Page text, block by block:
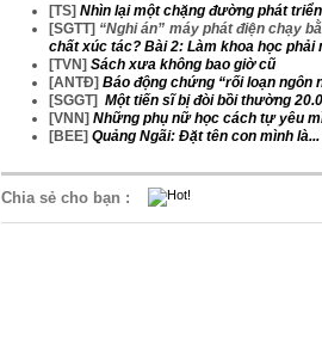
[TS] Nhìn lại một chặng đường phát
[SGTT] “Nghi án” máy phát điện chạy
chất xúc tác? Bài 2: Làm khoa học phải
[TVN] Sách xưa không bao giờ cũ
[ANTĐ] Báo động chứng “rối loạn ngôn
[SGGT] Một tiến sĩ bị đòi bồi thường
[VNN] Những phụ nữ học cách tự yêu
[BEE] Quảng Ngãi: Đặt tên con mình
Chia sẻ cho bạn :